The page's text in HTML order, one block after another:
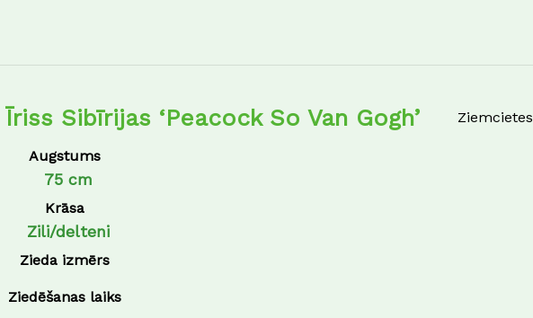
Īriss Sibīrijas ‘Peacock So Van Gogh’ Ziemcietes
Augstums
75 cm
Krāsa
Zili/delteni
Zieda izmērs
Ziedēšanas laiks